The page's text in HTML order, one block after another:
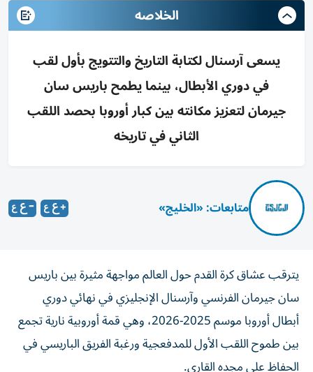
الخلاصه
يسعى آرسنال لكتابة التاريخ والتتويج بأول لقب
في دوري الأبطال، بينما يطمح باريس سان
جيرمان لتعزيز مكانته بين كبار أوروبا بحصد اللقب
الثاني في تاريخه
متابعات: «الخليج»
يترقب عشاق كرة القدم حول العالم مواجهة مثيرة بين باريس
سان جيرمان الفرنسي وآرسنال الإنجليزي في نهائي دوري
أبطال أوروبا موسم 2025-2026، وهي قمة أوروبية نارية تجمع
بين طموح اللقب الأول للمدفعجية ورغبة الفريق الباريسي في